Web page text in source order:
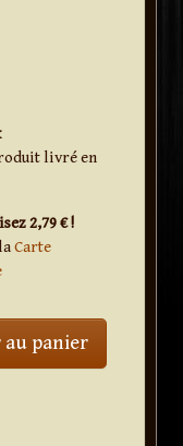
livré en
2,79 € !
Carte
panier' . Les